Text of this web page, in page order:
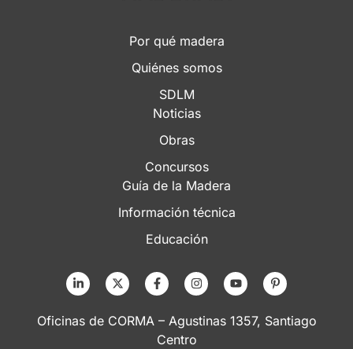
Por qué madera
Quiénes somos
SDLM
Noticias
Obras
Concursos
Guía de la Madera
Información técnica
Educación
Oficinas de CORMA – Agustinas 1357, Santiago
Centro